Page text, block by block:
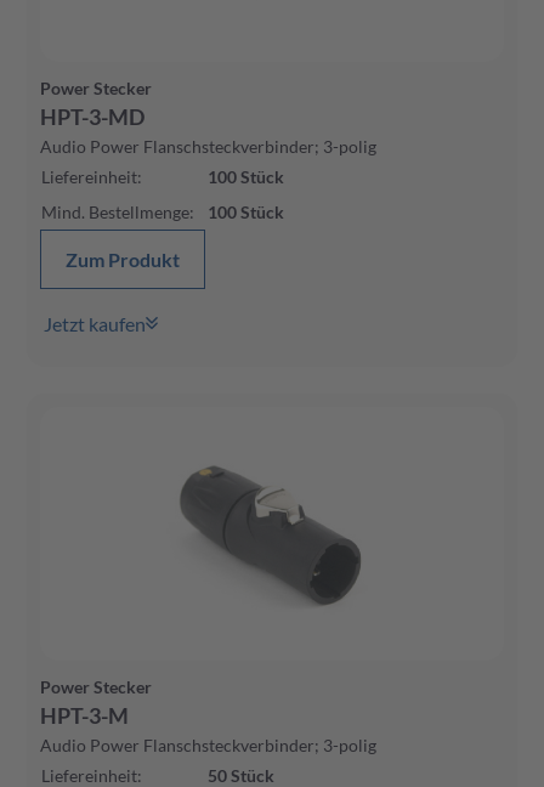
Power Stecker
HPT-3-MD
Audio Power Flanschsteckverbinder; 3-polig
Liefereinheit: 100Stück
Mind. Bestellmenge: 100Stück
Zum Produkt
Jetzt kaufen
Power Stecker
HPT-3-M
Audio Power Flanschsteckverbinder; 3-polig
Liefereinheit: 50Stück